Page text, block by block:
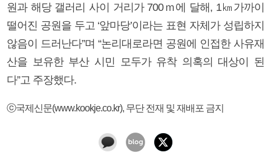
원과 해당 갤러리 사이 거리가 700ｍ에 달해, 1㎞가까이
떨어진 공원을 두고 ‘앞마당’이라는 표현 자체가 성립하지
않음이 드러난다”며 “논리대로라면 공원에 인접한 사유재
산을 보유한 부산 시민 모두가 유착 의혹의 대상이 된
다”고 주장했다.
ⓒ국제신문(www.kookje.co.kr), 무단 전재 및 재배포 금지